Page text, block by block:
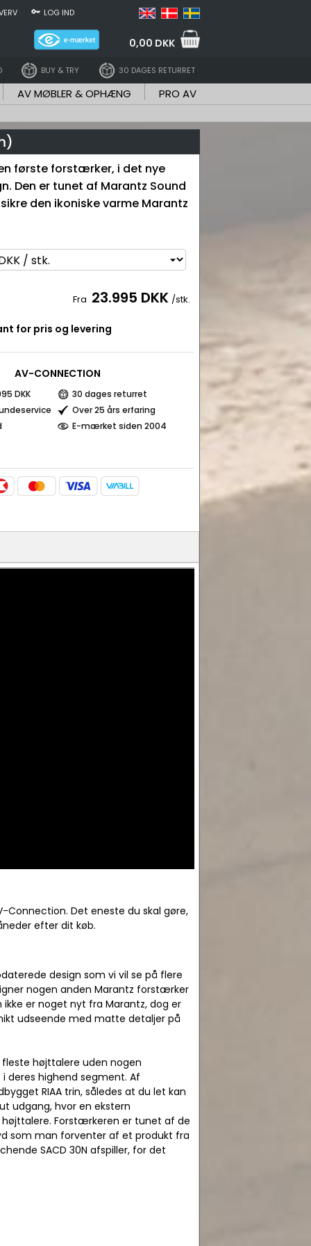
LOG IND
0,00 DKK
BUY & TRY 30 DAGES RETURRET
AV MØBLER & OPHÆNG PRO AV
første forstærker, i det nye
Den er tunet af Marantz Sound
den ikoniske varme Marantz
Fra 23.995 DKK /stk.
for pris og levering
AV-CONNECTION
DKK
30 dages returret
Over 25 års erfaring
E-mærket siden 2004
Connection. Det eneste du skal gøre,
efter dit køb.
design som vi vil se på flere
nogen anden Marantz forstærker
er noget nyt fra Marantz, dog er
udseende med matte detaljer på
fleste højttalere uden nogen
deres highend segment. Af
RIAA trin, således at du let kan
udgang, hvor en ekstern
Forstærkeren er tunet af de
som man forventer af et produkt fra
SACD 30N afspiller, for det